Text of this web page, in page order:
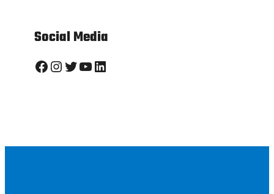
Social Media
Facebook InstagramTwitter YouTube LinkedIn